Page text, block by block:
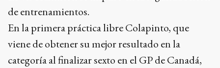
de entrenamientos.
En la primera práctica libre Colapinto, que
viene de obtener su mejor resultado en la
categoría al finalizar sexto en el GP de Canadá,